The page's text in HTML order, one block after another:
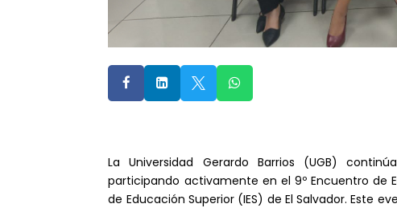
   
La Universidad Gerardo Barrios (UGB)
participando activamente en el 9º Encuentro de
de Educación Superior (IES) de El Salvador. Este